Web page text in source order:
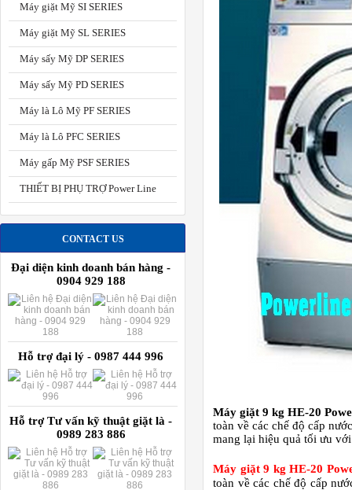
Máy giặt Mỹ SI SERIES
Máy giặt Mỹ SL SERIES
Máy sấy Mỹ DP SERIES
Máy sấy Mỹ PD SERIES
Máy là Lô Mỹ PF SERIES
Máy là Lô PFC SERIES
Máy gấp Mỹ PSF SERIES
THIẾT BỊ PHỤ TRỢ Power Line
CONTACT US
Đại diện kinh doanh bán hàng -
0904 929 188
Hỗ trợ đại lý - 0987 444 996
Hỗ trợ Tư vấn kỹ thuật giặt là -
0989 283 886
Máy giặt 9 kg HE-20
toàn về các chế độ cấp
mang lại hiệu quả tối ưu
Máy giặt 9 kg HE-20
toàn về các chế độ cấp